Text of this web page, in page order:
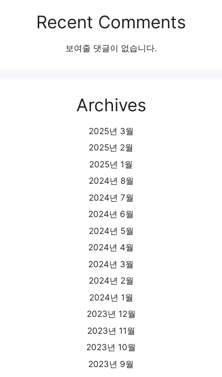
Recent Comments
보여줄 댓글이 없습니다.
Archives
2025년 3월
2025년 2월
2025년 1월
2024년 8월
2024년 7월
2024년 6월
2024년 5월
2024년 4월
2024년 3월
2024년 2월
2024년 1월
2023년 12월
2023년 11월
2023년 10월
2023년 9월